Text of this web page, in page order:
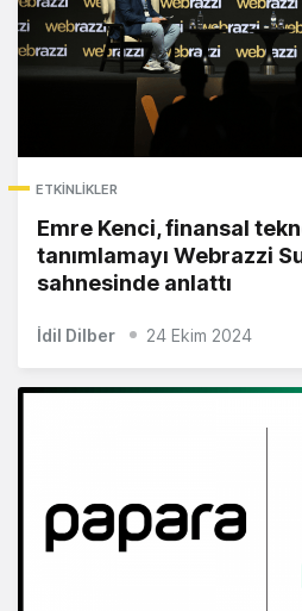
ETKINLIKLER
Emre Kenci, finansal
tanımlamayı Webrazzi
sahnesinde anlattı
İdil Dilber 24 Ekim 2024